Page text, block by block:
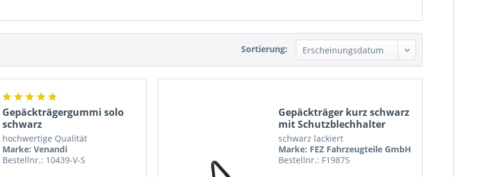
Sortierung:
Gepäckträgergummi solo
schwarz
hochwertige Qualität
Marke: Venandi
Bestellnr.: 10439-V-S
Gepäckträger kurz schwarz
mit Schutzblechhalter
schwarz lackiert
Marke: FEZ Fahrzeugteile GmbH
Bestellnr.: F19875